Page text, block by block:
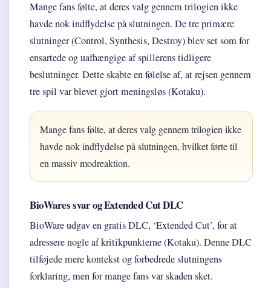
Mange fans følte, at deres valg gennem trilogien ikke
havde nok indflydelse på slutningen. De tre primære
slutninger (Control, Synthesis, Destroy) blev set som for
ensartede og uafhængige af spillerens tidligere
beslutninger. Dette skabte en følelse af, at rejsen gennem
tre spil var blevet gjort meningsløs (Kotaku).
Mange fans følte, at deres valg gennem trilogien ikke
havde nok indflydelse på slutningen, hvilket førte til
en massiv modreaktion.
BioWares svar og Extended Cut DLC
BioWare udgav en gratis DLC, ‘Extended Cut’, for at
adressere nogle af kritikpunkterne (Kotaku). Denne DLC
tilføjede mere kontekst og forbedrede slutningens
forklaring, men for mange fans var skaden sket.